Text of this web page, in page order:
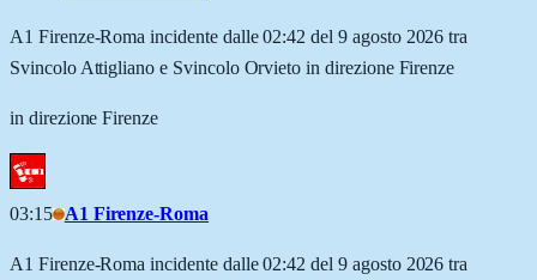
A1 Firenze-Roma incidente dalle 02:42 del 9 agosto 2026 tra
Svincolo Attigliano e Svincolo Orvieto in direzione Firenze
in direzione Firenze
03:15 A1 Firenze-Roma
A1 Firenze-Roma incidente dalle 02:42 del 9 agosto 2026 tra